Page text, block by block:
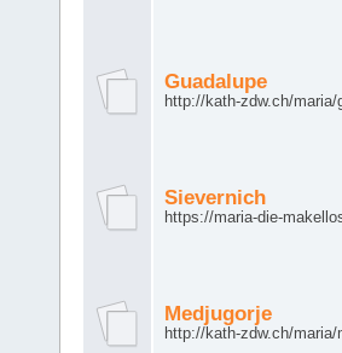
Guadalupe
http://kath-zdw.ch/maria/
Sievernich
https://maria-die-
Medjugorje
http://kath-zdw.ch/maria/